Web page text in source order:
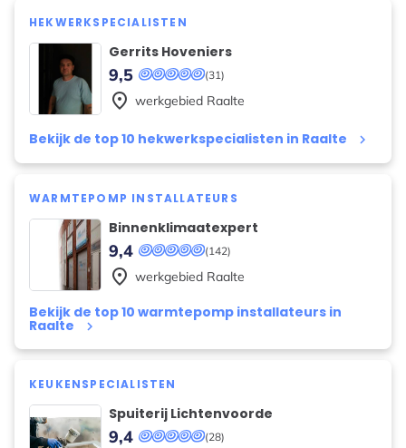
HEKWERKSPECIALISTEN
Gerrits Hoveniers
(31)
9,5
Bekijk de top 10 hekwerkspecialisten in Raalte keyboard_arrow_right
place werkgebied Raalte
WARMTEPOMP INSTALLATEURS
Binnenklimaatexpert
(142)
9,4
Bekijk de top 10 warmtepomp installateurs in
Raalte keyboard_arrow_right
place werkgebied Raalte
KEUKENSPECIALISTEN
Spuiterij Lichtenvoorde
(28)
9,4